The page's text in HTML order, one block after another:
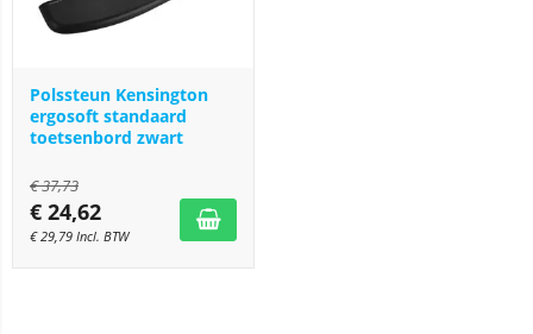
Polssteun Kensington
ergosoft standaard
toetsenbord zwart
€37,73
€ 24,62
€29,79 Incl. BTW